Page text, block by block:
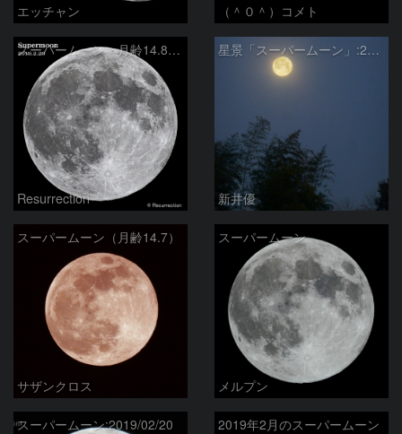
エッチャン （＾０＾）コメト
スーパームーン 月齢14.8 2019/2/20
Resurrection
星景「スーパームーン」:2019/02/20
新井優
スーパームーン（月齢14.7）
サザンクロス
スーパームーン
メルプン
スーパームーン:2019/02/20 2019年2月のスーパームーン